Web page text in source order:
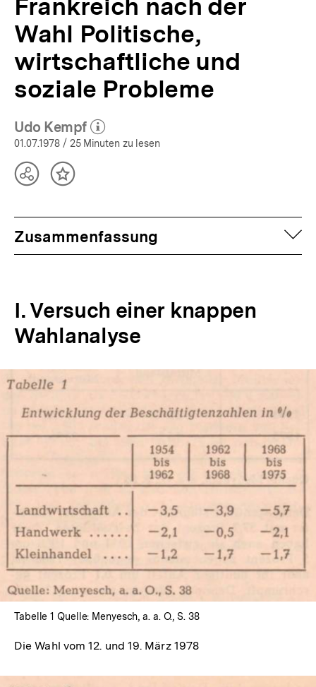
Frankreich nach der
Wahl Politische,
wirtschaftliche und
soziale Probleme
Udo Kempf
(Mehr zum Autor)
öffnen
01.07.1978 / 25 Minuten zu lesen
TeilenInhalt
Zusammenfassung
I. Versuch einer knappen
Wahlanalyse
In
Lightbox
öffnen
Tabelle 1 Quelle: Menyesch, a. a. O., S. 38
Die Wahl vom 12. und 19. März 1978